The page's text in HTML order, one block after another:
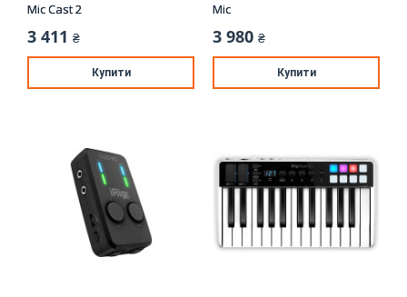
Mic Cast 2
3 411 ₴
Купити
Mic
3 980 ₴
Купити